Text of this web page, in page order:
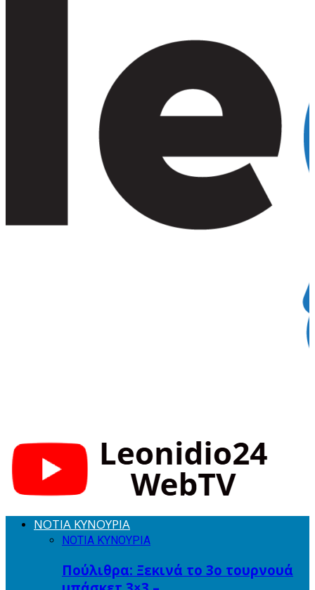
ΝΟΤΙΑ ΚΥΝΟΥΡΙΑ
ΝΟΤΙΑ ΚΥΝΟΥΡΙΑ
Πούλιθρα: Ξεκινά το 3ο τουρνουά